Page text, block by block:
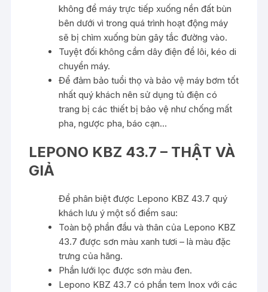
không để máy trực tiếp xuống nền đất bùn
bên dưới vì trong quá trình hoạt động máy
sẽ bị chìm xuống bùn gây tắc đường vào.
Tuyệt đối không cầm dây điện để lôi, kéo di
chuyển máy.
Để đảm bảo tuổi thọ và bảo vệ máy bơm tốt
nhất quý khách nên sử dụng tủ điện có
trang bị các thiết bị bảo vệ như chống mất
pha, ngược pha, báo cạn…
LEPONO KBZ 43.7 – THẬT VÀ
GIẢ
Để phân biệt được Lepono KBZ 43.7 quý
khách lưu ý một số điểm sau:
Toàn bộ phần đầu và thân của Lepono KBZ
43.7 được sơn màu xanh tươi – là màu đặc
trưng của hãng.
Phần lưới lọc được sơn màu đen.
Lepono KBZ 43.7 có phần tem Inox với các